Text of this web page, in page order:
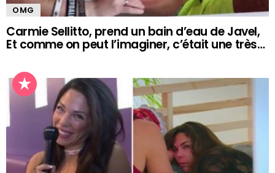
OMG
Carmie Sellitto, prend un bain d’eau de Javel,
Et comme on peut l’imaginer, c’était une très…